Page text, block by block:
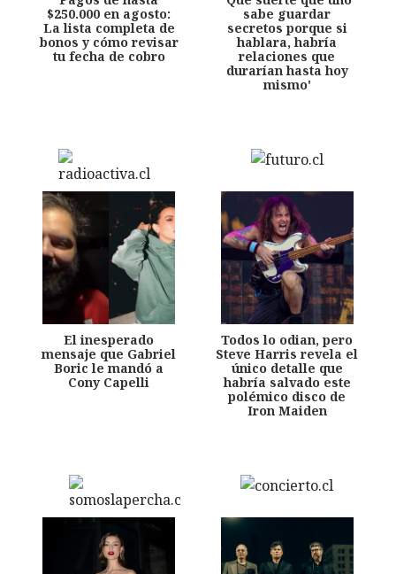
$250.000 en agosto:
La lista completa de
bonos y cómo revisar
tu fecha de cobro
sabe guardar
secretos porque si
hablara, habría
relaciones que
durarían hasta hoy
mismo'
El inesperado
mensaje que Gabriel
Boric le mandó a
Cony Capelli
Todos lo odian, pero
Steve Harris revela el
único detalle que
habría salvado este
polémico disco de
Iron Maiden